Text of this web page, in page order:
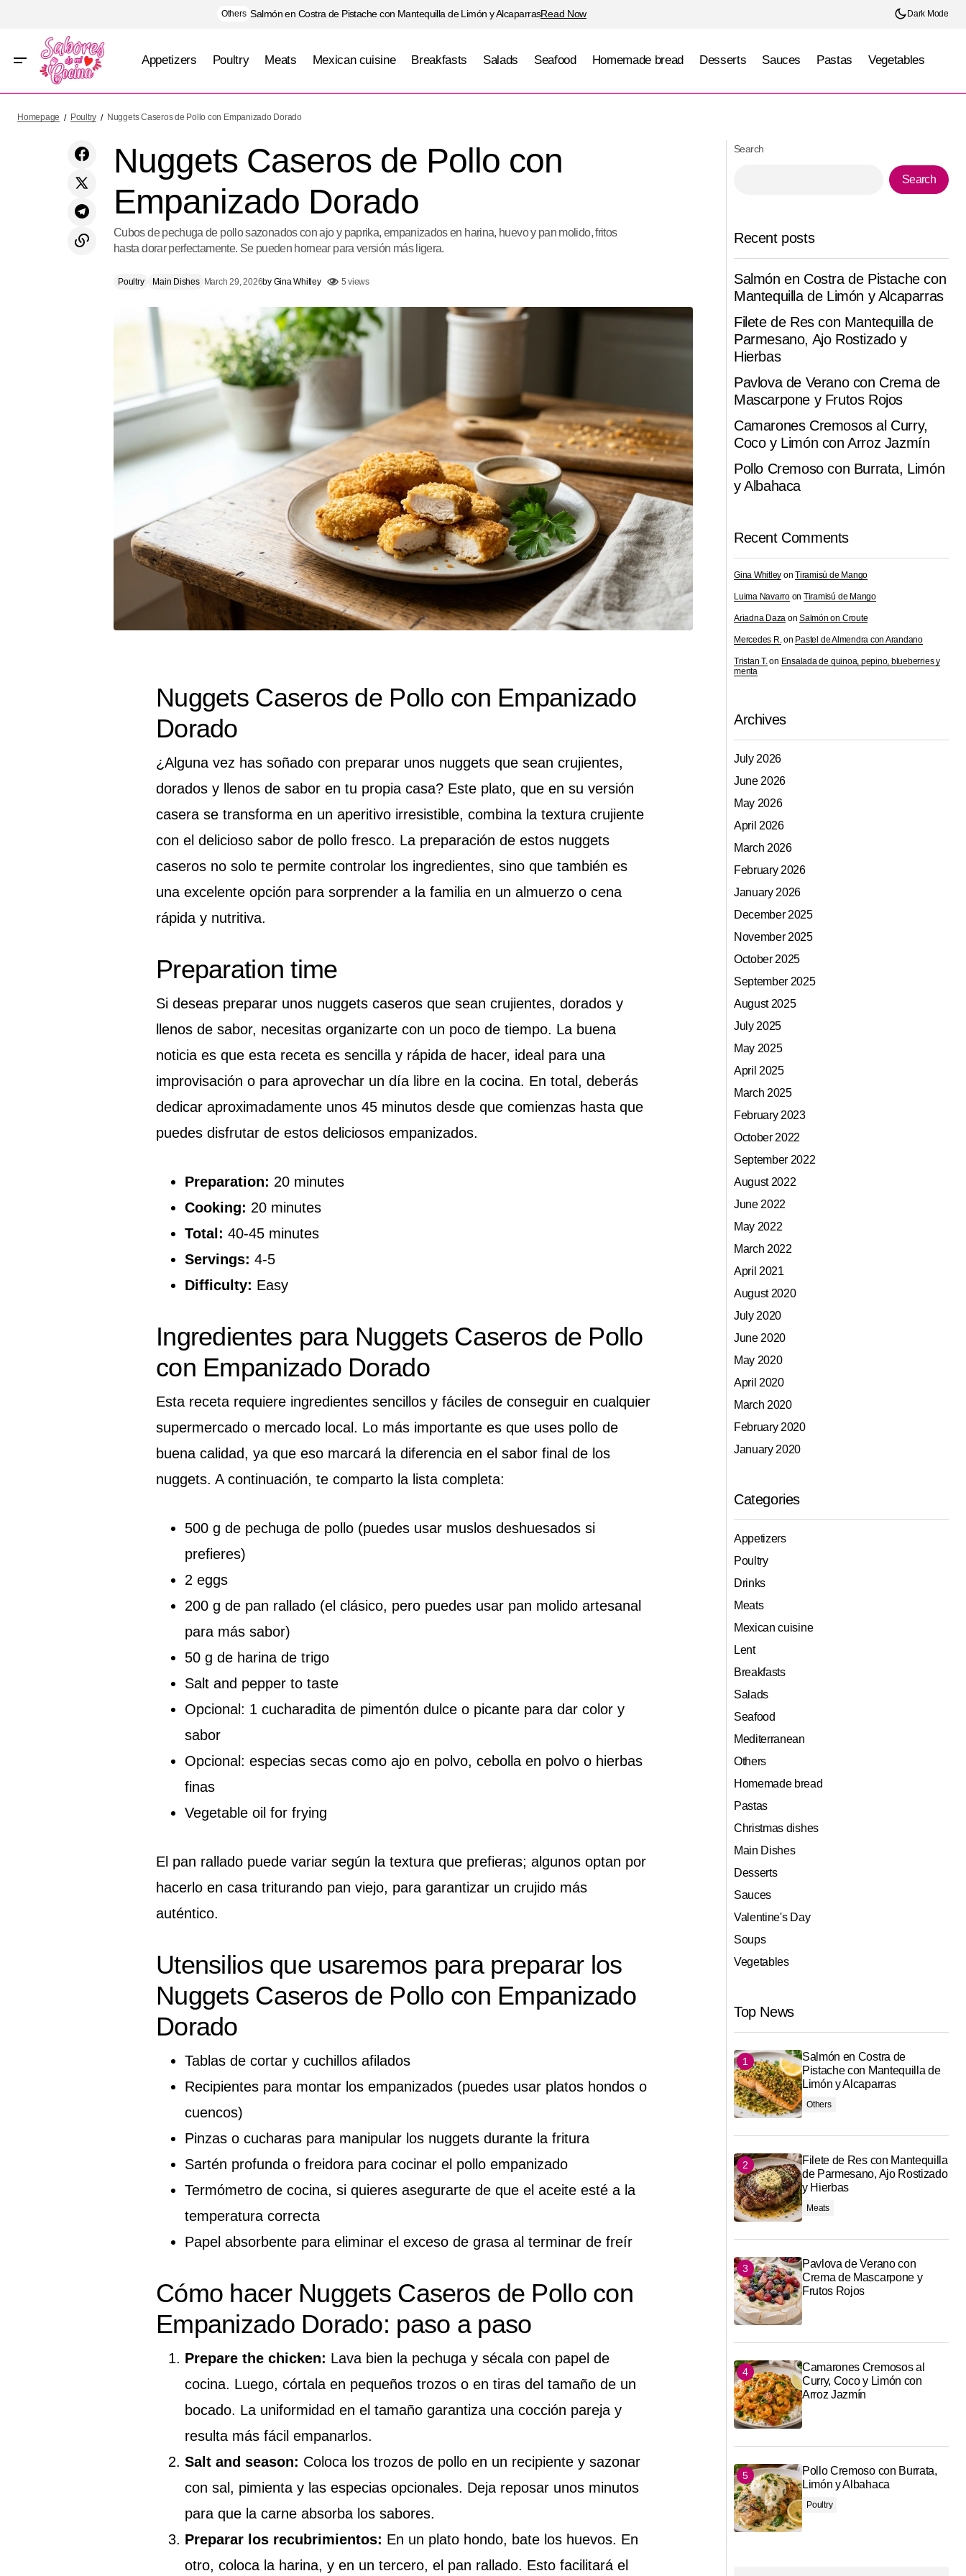
Others Salmón en Costra de Pistache con Mantequilla de Limón y AlcaparrasRead Now Dark Mode
Appetizers Poultry Meats Mexican cuisine Breakfasts Salads Seafood Homemade bread Desserts Sauces Pastas Vegetables
en Formas Divertidas
Poultry
Homepage Poultry Nuggets Caseros de Pollo con Empanizado Dorado
Nuggets Caseros de Pollo con
Empanizado Dorado
Cubos de pechuga de pollo sazonados con ajo y paprika, empanizados en harina, huevo y pan molido, fritos
hasta dorar perfectamente. Se pueden hornear para versión más ligera.
Poultry Main Dishes March 29, 2026by Gina Whitley 5 views
Nuggets Caseros de Pollo con Empanizado
Dorado
¿Alguna vez has soñado con preparar unos nuggets que sean crujientes,
dorados y llenos de sabor en tu propia casa? Este plato, que en su versión
casera se transforma en un aperitivo irresistible, combina la textura crujiente
con el delicioso sabor de pollo fresco. La preparación de estos nuggets
caseros no solo te permite controlar los ingredientes, sino que también es
una excelente opción para sorprender a la familia en un almuerzo o cena
rápida y nutritiva.
Preparation time
Si deseas preparar unos nuggets caseros que sean crujientes, dorados y
llenos de sabor, necesitas organizarte con un poco de tiempo. La buena
noticia es que esta receta es sencilla y rápida de hacer, ideal para una
improvisación o para aprovechar un día libre en la cocina. En total, deberás
dedicar aproximadamente unos 45 minutos desde que comienzas hasta que
puedes disfrutar de estos deliciosos empanizados.
Preparation: 20 minutes
Cooking: 20 minutes
Total: 40-45 minutes
Servings: 4-5
Difficulty: Easy
Ingredientes para Nuggets Caseros de Pollo
con Empanizado Dorado
Esta receta requiere ingredientes sencillos y fáciles de conseguir en cualquier
supermercado o mercado local. Lo más importante es que uses pollo de
buena calidad, ya que eso marcará la diferencia en el sabor final de los
nuggets. A continuación, te comparto la lista completa:
500 g de pechuga de pollo (puedes usar muslos deshuesados si
prefieres)
2 eggs
200 g de pan rallado (el clásico, pero puedes usar pan molido artesanal
para más sabor)
50 g de harina de trigo
Salt and pepper to taste
Opcional: 1 cucharadita de pimentón dulce o picante para dar color y
sabor
Opcional: especias secas como ajo en polvo, cebolla en polvo o hierbas
finas
Vegetable oil for frying
El pan rallado puede variar según la textura que prefieras; algunos optan por
hacerlo en casa triturando pan viejo, para garantizar un crujido más
auténtico.
Utensilios que usaremos para preparar los
Nuggets Caseros de Pollo con Empanizado
Dorado
Tablas de cortar y cuchillos afilados
Recipientes para montar los empanizados (puedes usar platos hondos o
cuencos)
Pinzas o cucharas para manipular los nuggets durante la fritura
Sartén profunda o freidora para cocinar el pollo empanizado
Termómetro de cocina, si quieres asegurarte de que el aceite esté a la
temperatura correcta
Papel absorbente para eliminar el exceso de grasa al terminar de freír
Cómo hacer Nuggets Caseros de Pollo con
Empanizado Dorado: paso a paso
Prepare the chicken: Lava bien la pechuga y sécala con papel de
cocina. Luego, córtala en pequeños trozos o en tiras del tamaño de un
bocado. La uniformidad en el tamaño garantiza una cocción pareja y
resulta más fácil empanarlos.
Salt and season: Coloca los trozos de pollo en un recipiente y sazonar
con sal, pimienta y las especias opcionales. Deja reposar unos minutos
para que la carne absorba los sabores.
Preparar los recubrimientos: En un plato hondo, bate los huevos. En
otro, coloca la harina, y en un tercero, el pan rallado. Esto facilitará el
Search
Search
Recent posts
Salmón en Costra de Pistache con
Mantequilla de Limón y Alcaparras
Filete de Res con Mantequilla de
Parmesano, Ajo Rostizado y
Hierbas
Pavlova de Verano con Crema de
Mascarpone y Frutos Rojos
Camarones Cremosos al Curry,
Coco y Limón con Arroz Jazmín
Pollo Cremoso con Burrata, Limón
y Albahaca
Recent Comments
Gina Whitley onTiramisú de Mango
Luima Navarroon Tiramisú de Mango
Ariadna Daza onSalmón on Croute
Mercedes R.on Pastel de Almendra con Arandano
Tristan T.on Ensalada de quinoa, pepino, blueberries y
menta
Archives
July 2026
June 2026
May 2026
April 2026
March 2026
February 2026
January 2026
December 2025
November 2025
October 2025
September 2025
August 2025
July 2025
May 2025
April 2025
March 2025
February 2023
October 2022
September 2022
August 2022
June 2022
May 2022
March 2022
April 2021
August 2020
July 2020
June 2020
May 2020
April 2020
March 2020
February 2020
January 2020
Categories
Appetizers
Poultry
Drinks
Meats
Mexican cuisine
Lent
Breakfasts
Salads
Seafood
Mediterranean
Others
Homemade bread
Pastas
Christmas dishes
Main Dishes
Desserts
Sauces
Valentine's Day
Soups
Vegetables
Top News
Salmón en Costra de
Pistache con Mantequilla de
Limón y Alcaparras
Others
Filete de Res con Mantequilla
de Parmesano, Ajo Rostizado
y Hierbas
Meats
Pavlova de Verano con
Crema de Mascarpone y
Frutos Rojos
Camarones Cremosos al
Curry, Coco y Limón con
Arroz Jazmín
Pollo Cremoso con Burrata,
Limón y Albahaca
Poultry